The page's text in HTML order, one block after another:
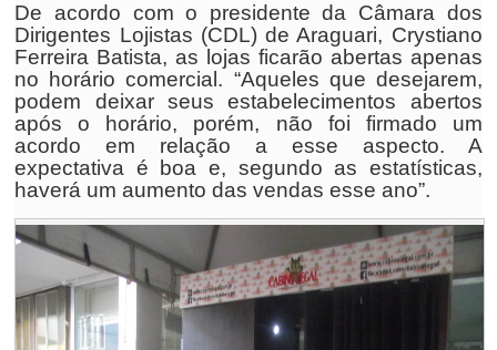
De acordo com o presidente da Câmara dos
Dirigentes Lojistas (CDL) de Araguari, Crystiano
Ferreira Batista, as lojas ficarão abertas apenas
no horário comercial. “Aqueles que desejarem,
podem deixar seus estabelecimentos abertos
após o horário, porém, não foi firmado um
acordo em relação a esse aspecto. A
expectativa é boa e, segundo as estatísticas,
haverá um aumento das vendas esse ano”.